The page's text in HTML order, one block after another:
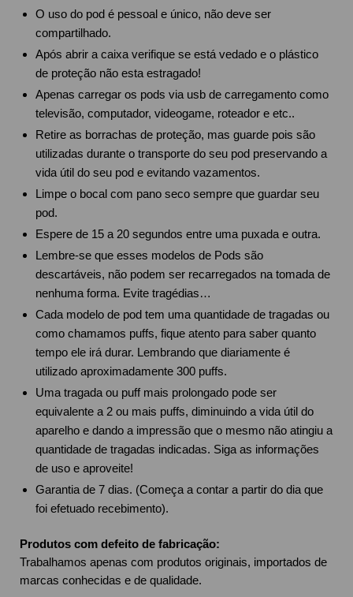
O uso do pod é pessoal e único, não deve ser
compartilhado.
Após abrir a caixa verifique se está vedado e o plástico
de proteção não esta estragado!
Apenas carregar os pods via usb de carregamento como
televisão, computador, videogame, roteador e etc..
Retire as borrachas de proteção, mas guarde pois são
utilizadas durante o transporte do seu pod preservando a
vida útil do seu pod e evitando vazamentos.
Limpe o bocal com pano seco sempre que guardar seu
pod.
Espere de 15 a 20 segundos entre uma puxada e outra.
Lembre-se que esses modelos de Pods são
descartáveis, não podem ser recarregados na tomada de
nenhuma forma. Evite tragédias…
Cada modelo de pod tem uma quantidade de tragadas ou
como chamamos puffs, fique atento para saber quanto
tempo ele irá durar. Lembrando que diariamente é
utilizado aproximadamente 300 puffs.
Uma tragada ou puff mais prolongado pode ser
equivalente a 2 ou mais puffs, diminuindo a vida útil do
aparelho e dando a impressão que o mesmo não atingiu a
quantidade de tragadas indicadas. Siga as informações
de uso e aproveite!
Garantia de 7 dias. (Começa a contar a partir do dia que
foi efetuado recebimento).
Produtos com defeito de fabricação:
Trabalhamos apenas com produtos originais, importados de
marcas conhecidas e de qualidade.